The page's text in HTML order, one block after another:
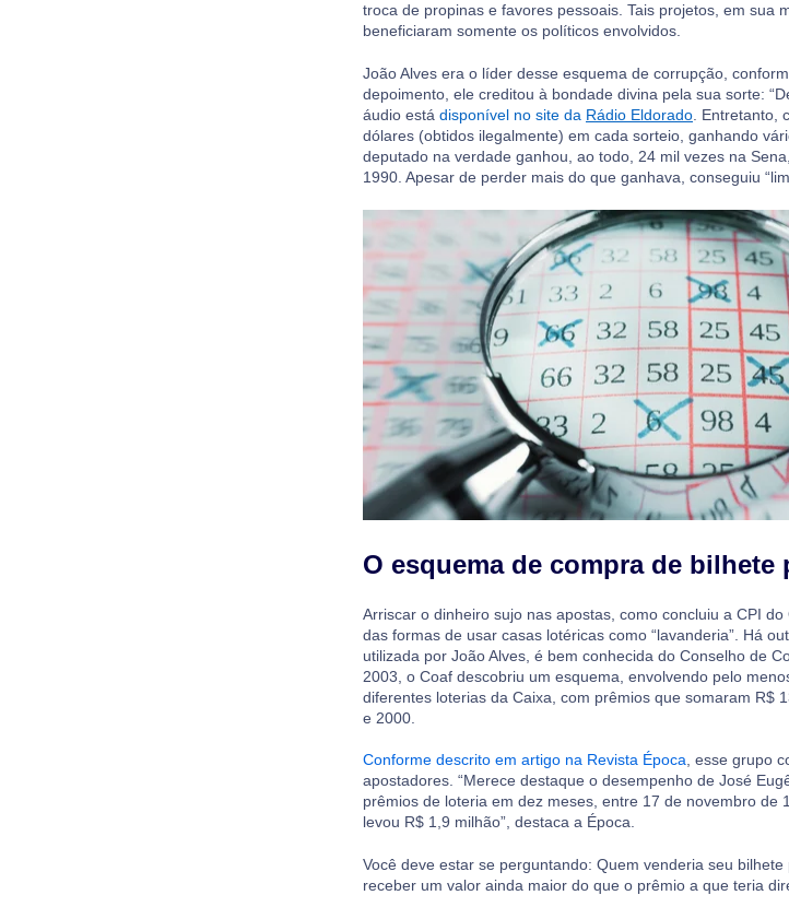
troca de propinas e favores pessoais. Tais projetos, em sua
beneficiaram somente os políticos envolvidos.
João Alves era o líder desse esquema de corrupção,
depoimento, ele creditou à bondade divina pela sua sorte:
áudio está disponível no site da Rádio Eldorado .
dólares (obtidos ilegalmente) em cada sorteio, ganhando
deputado na verdade ganhou, ao todo, 24 mil vezes na
1990. Apesar de perder mais do que ganhava, conseguiu
O esquema de compra de bilhete
Arriscar o dinheiro sujo nas apostas, como concluiu a CPI
das formas de usar casas lotéricas como “lavanderia”. Há
utilizada por João Alves, é bem conhecida do Conselho de
2003, o Coaf descobriu um esquema, envolvendo pelo
diferentes loterias da Caixa, com prêmios que somaram R$
e 2000.
Conforme descrito em artigo na Revista Época, esse grupo
apostadores. “Merece destaque o desempenho de José
prêmios de loteria em dez meses, entre 17 de novembro de
levou R$ 1,9 milhão”, destaca a Época.
Você deve estar se perguntando: Quem venderia seu
receber um valor ainda maior do que o prêmio a que teria